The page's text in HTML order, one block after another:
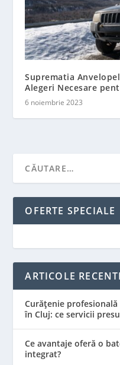
Suprematia
Alegeri Necesare
6 noiembrie 2023
OFERTE SPECIALE
ARTICOLE
Curățenie
în Cluj: ce servicii
Ce avantaje oferă o
integrat?